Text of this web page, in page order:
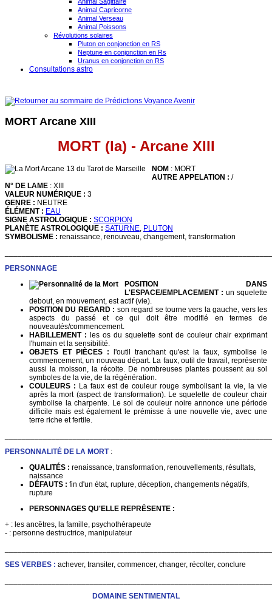
Animal Capricorne
Animal Verseau
Animal Poissons
Révolutions solaires
Pluton en conjonction en RS
Neptune en conjonction en Rs
Uranus en conjonction en RS
Consultations astro
MORT Arcane XIII
MORT (la) - Arcane XIII
NOM : MORT
AUTRE APPELATION : /
N° DE LAME : XIII
VALEUR NUMÉRIQUE : 3
GENRE : NEUTRE
ÉLÉMENT : EAU
SIGNE ASTROLOGIQUE : SCORPION
PLANÈTE ASTROLOGIQUE : SATURNE, PLUTON
SYMBOLISME : renaissance, renouveau, changement, transformation
PERSONNAGE
POSITION DANS
L'ESPACE/EMPLACEMENT : un squelette
debout, en mouvement, est actif (vie).
POSITION DU REGARD : son regard se tourne vers la gauche, vers les
aspects du passé et ce qui doit être modifié en termes de
nouveautés/commencement.
HABILLEMENT : les os du squelette sont de couleur chair exprimant
l'humain et la sensibilité.
OBJETS ET PIÈCES : l'outil tranchant qu'est la faux, symbolise le
commencement, un nouveau départ. La faux, outil de travail, représente
aussi la moisson, la récolte. De nombreuses plantes poussent au sol
symboles de la vie, de la régénération.
COULEURS : La faux est de couleur rouge symbolisant la vie, la vie
après la mort (aspect de transformation). Le squelette de couleur chair
symbolise la charpente. Le sol de couleur noire annonce une période
difficile mais est également le prémisse à une nouvelle vie, avec une
terre riche et fertile.
PERSONNALITÉ DE LA MORT :
QUALITÉS : renaissance, transformation, renouvellements, résultats,
naissance
DÉFAUTS : fin d'un état, rupture, déception, changements négatifs,
rupture
PERSONNAGES QU'ELLE REPRÉSENTE :
+ : les ancêtres, la famille, psychothérapeute
- : personne destructrice, manipulateur
SES VERBES : achever, transiter, commencer, changer, récolter, conclure
DOMAINE SENTIMENTAL